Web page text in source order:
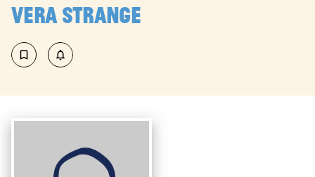
Vera Strange
bookmark_border notifications_none_outlined